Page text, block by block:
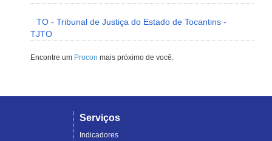
TO - Tribunal de Justiça do Estado de Tocantins -
TJTO
Encontre um Procon mais próximo de você.
Serviços
Indicadores